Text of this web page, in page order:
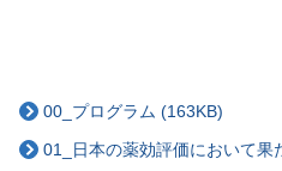
00_プログラム (163KB)
01_日本の薬効評価において果